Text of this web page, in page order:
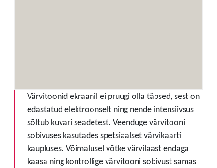
Värvitoonid ekraanil ei pruugi olla täpsed, sest on
edastatud elektroonselt ning nende intensiivsus
sõltub kuvari seadetest. Veenduge värvitooni
sobivuses kasutades spetsiaalset värvikaarti
kaupluses. Võimalusel võtke värvilaast endaga
kaasa ning kontrollige värvitooni sobivust samas